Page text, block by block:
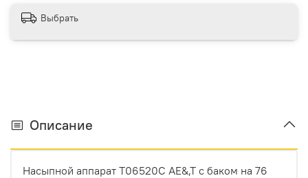
Выбрать
Описание
Насыпной аппарат T06520C AE&,T с баком на 76